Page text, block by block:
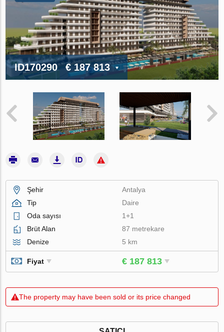
ID170290 € 187 813
Şehir
Antalya
Tip
Daire
Oda sayısı
1+1
Brüt Alan
87 metrekare
Denize
5 km
Fiyat € 187 813
The property may have been sold or its price changed